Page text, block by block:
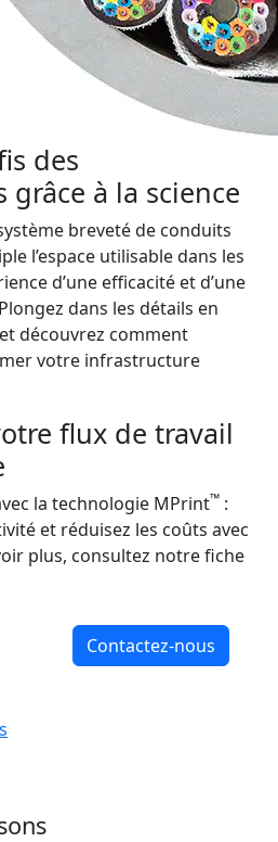
des
à la science
breveté de conduits
l’espace utilisable dans les
d’une efficacité et d’une
dans les détails en
découvrez comment
votre infrastructure
flux de travail
la technologie MPrint™ :
et réduisez les coûts avec
plus, consultez notre fiche
Contactez-nous